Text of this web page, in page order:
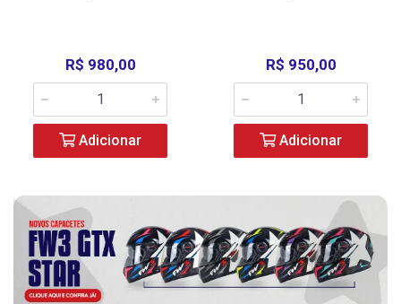
R$ 980,00
Adicionar
R$ 950,00
Adicionar